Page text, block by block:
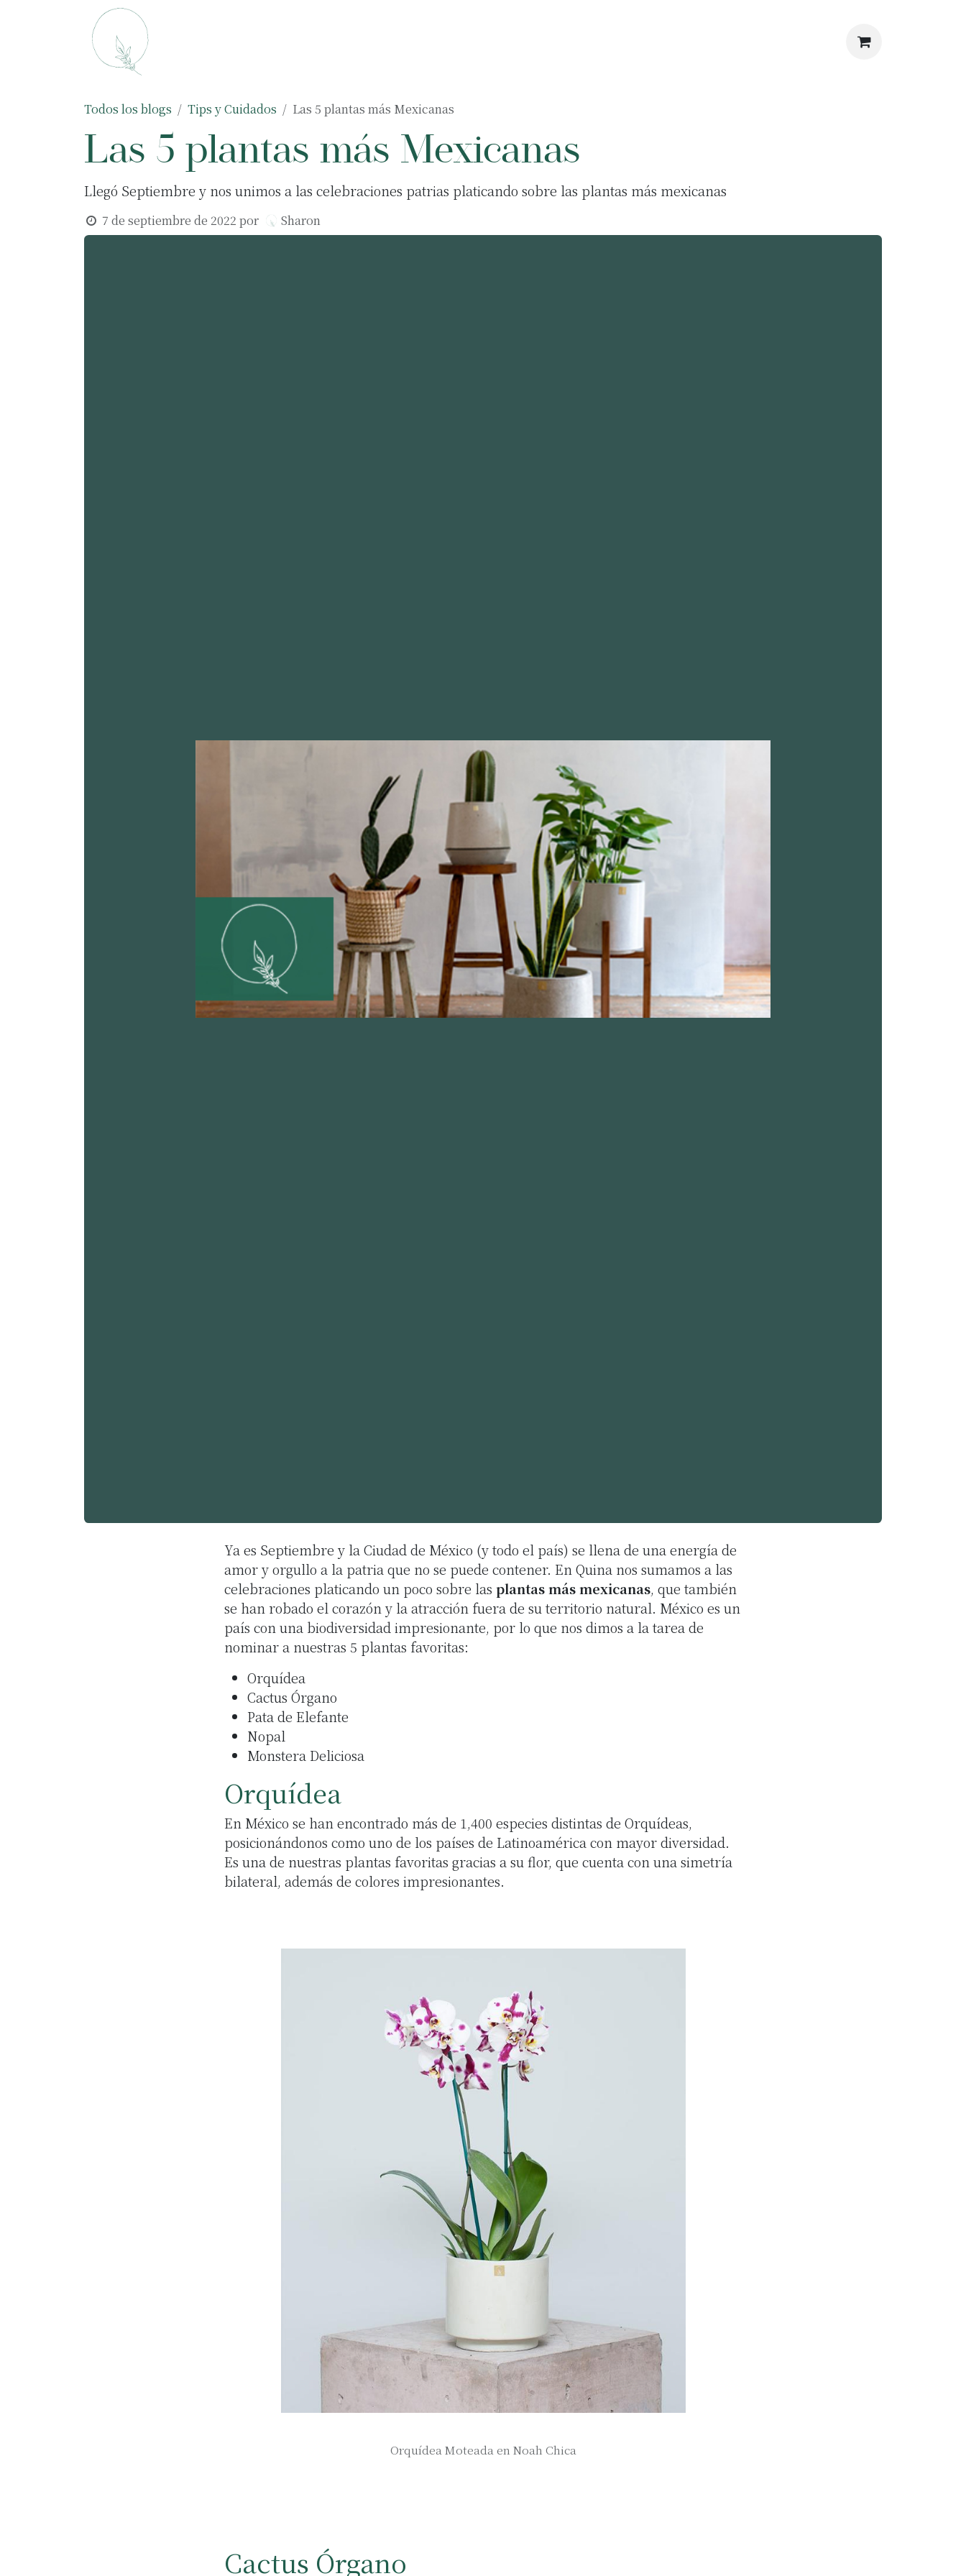
Todos los blogs Tips y Cuidados Las 5 plantas más Mexicanas
Las 5 plantas más Mexicanas
Llegó Septiembre y nos unimos a las celebraciones patrias platicando sobre las plantas más mexicanas
7 de septiembre de 2022 por Sharon
Ya es Septiembre y la Ciudad de México (y todo el país) se llena de una energía de
amor y orgullo a la patria que no se puede contener. En Quina nos sumamos a las
celebraciones platicando un poco sobre las plantas más mexicanas, que también
se han robado el corazón y la atracción fuera de su territorio natural. México es un
país con una biodiversidad impresionante, por lo que nos dimos a la tarea de
nominar a nuestras 5 plantas favoritas:
Orquídea
Cactus Órgano
Pata de Elefante
Nopal
Monstera Deliciosa
Orquídea
En México se han encontrado más de 1,400 especies distintas de Orquídeas,
posicionándonos como uno de los países de Latinoamérica con mayor diversidad.
Es una de nuestras plantas favoritas gracias a su flor, que cuenta con una simetría
bilateral, además de colores impresionantes.
Orquídea Moteada en Noah Chica
Cactus Órgano